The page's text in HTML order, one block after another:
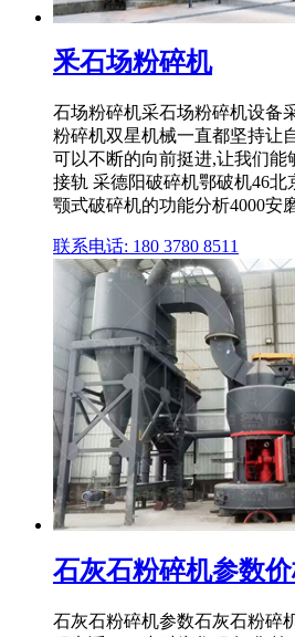
釆石场粉碎机
石场粉碎机采石场粉碎机设备
粉碎机双星机械一直都坚持让
可以不断的向前挺进,让我们能
接轨 采德阳破碎机鄂破机46
颚式破碎机的功能分析4000安
联系电话: 180 3780 8511
石灰石粉碎机参数
石灰石粉碎机参数石灰石粉碎